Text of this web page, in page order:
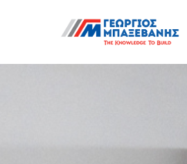
Skip navigation